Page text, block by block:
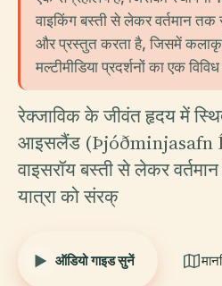
वाइकिंग बस्ती से लेकर वर्तमान तक
और प्रस्तुत करता है, जिसमें
मल्टीमीडिया प्रदर्शनों का एक
रेक्जाविक के जीवंत हृदय में
आइसलैंड (Þjóðminjasafn
वाइसरॉय बस्ती से लेकर
यात्रा को संरक्
ऑडियो गाइड सुनें